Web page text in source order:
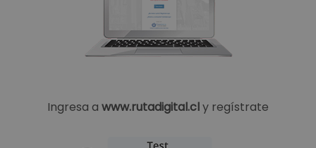
Ingresa a www.rutadigital.cly regístrate